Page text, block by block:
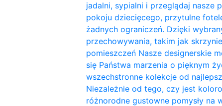
jadalni, sypialni i przeglądaj nasze
pokoju dziecięcego, przytulne
żadnych ograniczeń. Dzięki
przechowywania, takim jak
pomieszczeń Nasze designerskie
się Państwa marzenia o pięknym
wszechstronne kolekcje od
Niezależnie od tego, czy jest
różnorodne gustowne pomysły na